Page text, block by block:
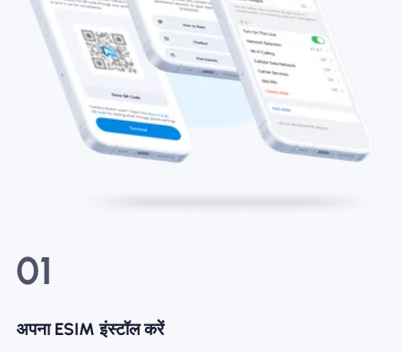
01
अपना ESIM इंस्टॉल करें